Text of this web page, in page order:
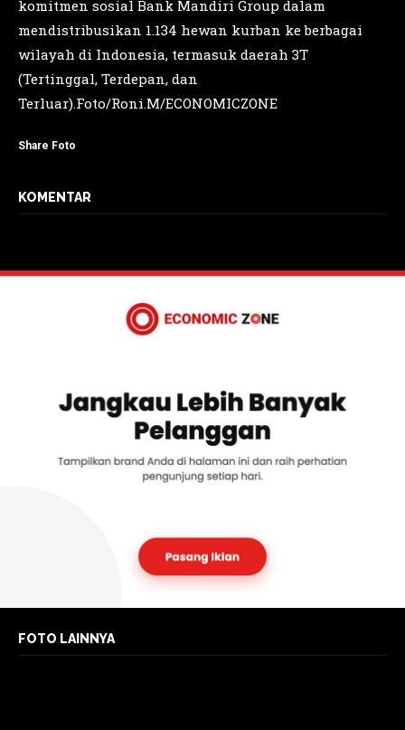
komitmen sosial Bank Mandiri Group dalam
mendistribusikan 1.134 hewan kurban ke berbagai
wilayah di Indonesia, termasuk daerah 3T
(Tertinggal, Terdepan, dan
Terluar).Foto/Roni.M/ECONOMICZONE
Share Foto
KOMENTAR
FOTO LAINNYA